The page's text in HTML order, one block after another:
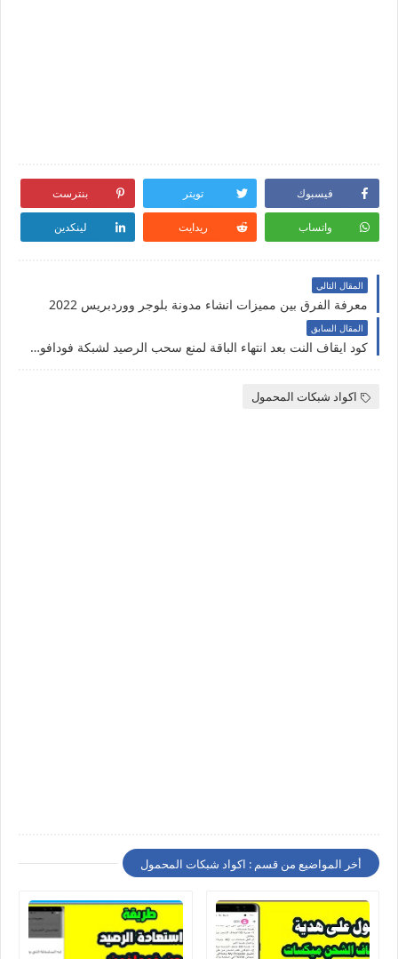
فيسبوك تويتر بنترست
واتساب ريدايت لينكدين
المقال التالي
معرفة الفرق بين مميزات انشاء مدونة بلوجر ووردبريس 2022
المقال السابق
كود ايقاف النت بعد انتهاء الباقة لمنع سحب الرصيد لشبكة فودافون واتصالات2022
اكواد شبكات المحمول
أخر المواضيع من قسم : اكواد شبكات المحمول